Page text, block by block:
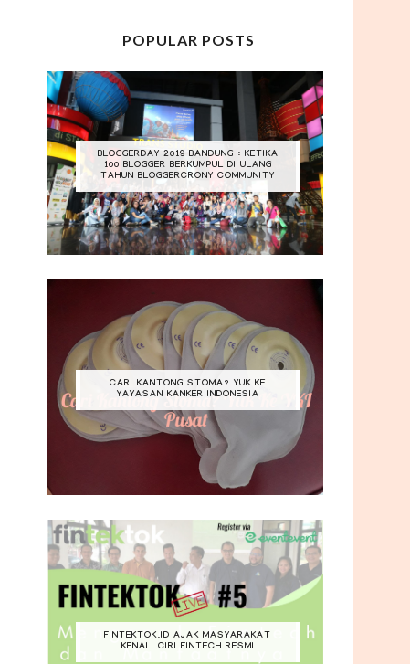
POPULAR POSTS
BLOGGERDAY 2019 BANDUNG : KETIKA
100 BLOGGER BERKUMPUL DI ULANG
TAHUN BLOGGERCRONY COMMUNITY
CARI KANTONG STOMA? YUK KE
YAYASAN KANKER INDONESIA
FINTEKTOK.ID AJAK MASYARAKAT
KENALI CIRI FINTECH RESMI